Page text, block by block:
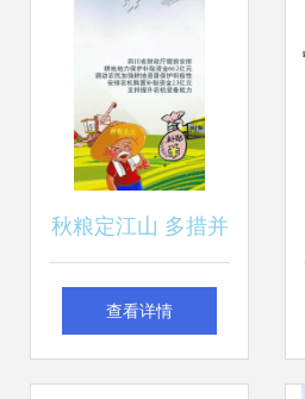
秋粮定江山 多措并
举播种压舱石的光
查看详情